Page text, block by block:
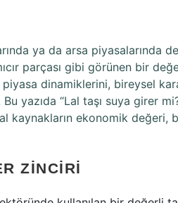
ya da arsa piyasalarında
parçası gibi görünen bir
dinamiklerini, bireysel
yazıda “Lal taşı suya girer
kaynakların ekonomik değeri,
ZINCIRI